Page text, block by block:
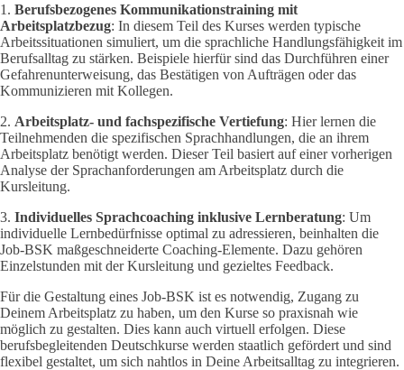
1. Berufsbezogenes Kommunikationstraining mit
Arbeitsplatzbezug: In diesem Teil des Kurses werden typische
Arbeitssituationen simuliert, um die sprachliche Handlungsfähigkeit im
Berufsalltag zu stärken. Beispiele hierfür sind das Durchführen einer
Gefahrenunterweisung, das Bestätigen von Aufträgen oder das
Kommunizieren mit Kollegen.
2. Arbeitsplatz- und fachspezifische Vertiefung: Hier lernen die
Teilnehmenden die spezifischen Sprachhandlungen, die an ihrem
Arbeitsplatz benötigt werden. Dieser Teil basiert auf einer vorherigen
Analyse der Sprachanforderungen am Arbeitsplatz durch die
Kursleitung.
3. Individuelles Sprachcoaching inklusive Lernberatung: Um
individuelle Lernbedürfnisse optimal zu adressieren, beinhalten die
Job-BSK maßgeschneiderte Coaching-Elemente. Dazu gehören
Einzelstunden mit der Kursleitung und gezieltes Feedback.
Für die Gestaltung eines Job-BSK ist es notwendig, Zugang zu
Deinem Arbeitsplatz zu haben, um den Kurse so praxisnah wie
möglich zu gestalten. Dies kann auch virtuell erfolgen. Diese
berufsbegleitenden Deutschkurse werden staatlich gefördert und sind
flexibel gestaltet, um sich nahtlos in Deine Arbeitsalltag zu integrieren.